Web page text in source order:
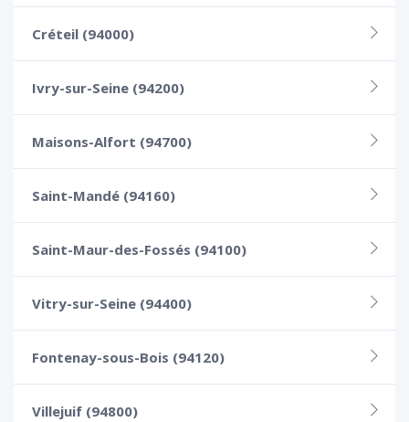
Créteil (94000)
Ivry-sur-Seine (94200)
Maisons-Alfort (94700)
Saint-Mandé (94160)
Saint-Maur-des-Fossés (94100)
Vitry-sur-Seine (94400)
Fontenay-sous-Bois (94120)
Villejuif (94800)